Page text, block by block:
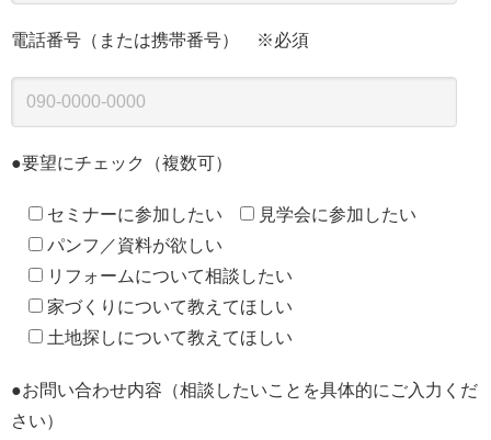
電話番号（または携帯番号） ※必須
●要望にチェック（複数可）
セミナーに参加したい
見学会に参加したい
パンフ／資料が欲しい
リフォームについて相談したい
家づくりについて教えてほしい
土地探しについて教えてほしい
●お問い合わせ内容（相談したいことを具体的にご入力くだ
さい）